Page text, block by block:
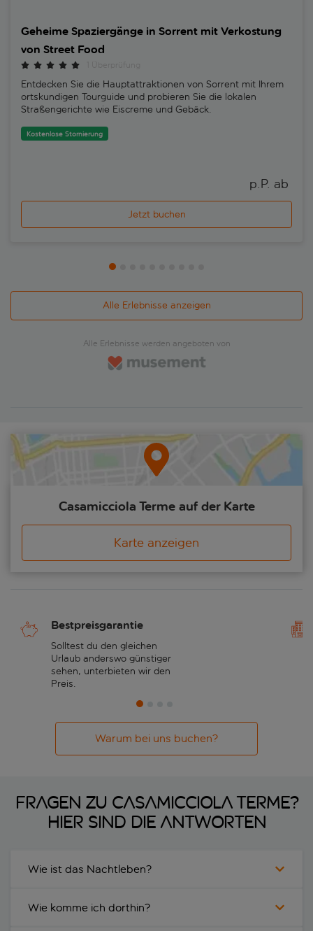
Geheime Spaziergänge in Sorrent mit Verkostung
von Street Food
Entdecken Sie die Hauptattraktionen von Sorrent mit Ihrem
ortskundigen Tourguide und probieren Sie die lokalen
Straßengerichte wie Eiscreme und Gebäck.
Kostenlose Stornierung
p.P. ab
Jetzt buchen
Alle Erlebnisse anzeigen
Alle Erlebnisse werden angeboten von
Casamicciola Terme auf der Karte
Karte anzeigen
Bestpreisgarantie
Solltest du den gleichen
Urlaub anderswo günstiger
sehen, unterbieten wir den
Preis.
Warum bei uns buchen?
Fragen zu Casamicciola Terme?
Hier sind die Antworten
Wie ist das Nachtleben?
Wie komme ich dorthin?